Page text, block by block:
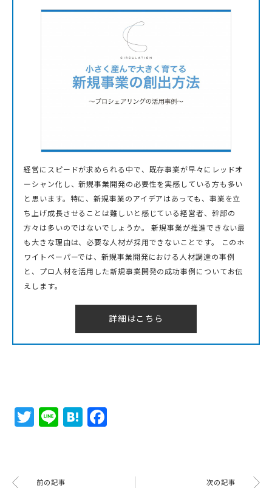
経営にスピードが求められる中で、既存事業が早々にレッドオ
ーシャン化し、新規事業開発の必要性を実感している方も多い
と思います。特に、新規事業のアイデアはあっても、事業を立
ち上げ成長させることは難しいと感じている経営者、幹部の
方々は多いのではないでしょうか。 新規事業が推進できない最
も大きな理由は、必要な人材が採用できないことです。 このホ
ワイトペーパーでは、新規事業開発における人材調達の事例
と、プロ人材を活用した新規事業開発の成功事例についてお伝
えします。
詳細はこちら
Twitter
LineHatena
前の記事 次の記事